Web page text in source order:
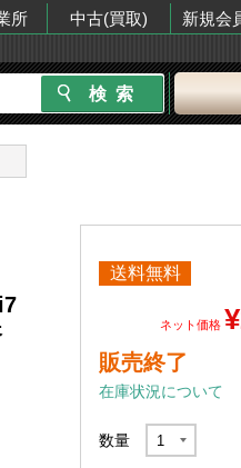
所 中古(買取) 新規会
送料無料
ネット価格
販売終了
在庫状況について
数量